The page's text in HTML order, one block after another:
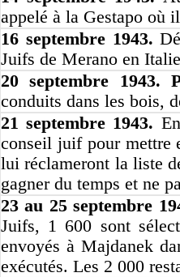
appelé à la Gestapo où
16 septembre 1943.
Juifs de Merano en
20 septembre 1943.
conduits dans les bois,
21 septembre 1943.
conseil juif pour mettre
lui réclameront la liste
gagner du temps et ne
23 au 25 septembre
Juifs, 1 600 sont
envoyés à Majdanek
exécutés. Les 2 000